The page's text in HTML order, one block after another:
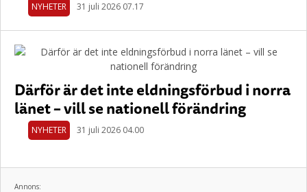
NYHETER 31 juli 2026 07.17
Därför är det inte eldningsförbud i norra
länet – vill se nationell förändring
NYHETER 31 juli 2026 04.00
Annons: